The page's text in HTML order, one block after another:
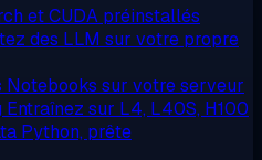
et CUDA préinstallés
des LLM sur votre propre
Notebooks sur votre serveur
Entraînez sur L4, L40S, H100
Python, prête